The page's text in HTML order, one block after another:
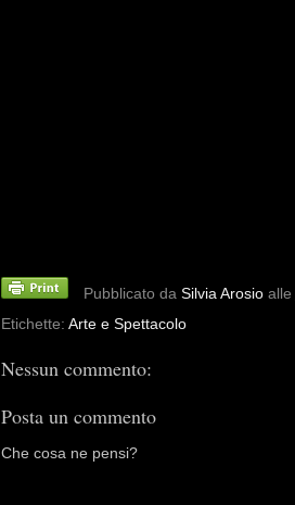
Pubblicato da Silvia Arosio alle
Etichette: Arte e Spettacolo
Nessun commento:
Posta un commento
Che cosa ne pensi?